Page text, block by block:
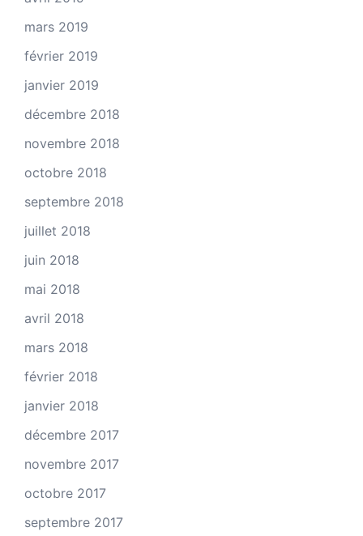
mars 2019
février 2019
janvier 2019
décembre 2018
novembre 2018
octobre 2018
septembre 2018
juillet 2018
juin 2018
mai 2018
avril 2018
mars 2018
février 2018
janvier 2018
décembre 2017
novembre 2017
octobre 2017
septembre 2017